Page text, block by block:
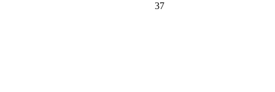
37